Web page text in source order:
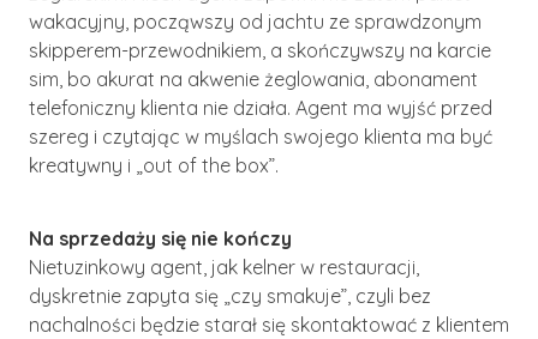
wakacyjny, począwszy od jachtu ze sprawdzonym
skipperem-przewodnikiem, a skończywszy na karcie
sim, bo akurat na akwenie żeglowania, abonament
telefoniczny klienta nie działa. Agent ma wyjść przed
szereg i czytając w myślach swojego klienta ma być
kreatywny i „out of the box”.
Na sprzedaży się nie kończy
Nietuzinkowy agent, jak kelner w restauracji,
dyskretnie zapyta się „czy smakuje”, czyli bez
nachalności będzie starał się skontaktować z klientem